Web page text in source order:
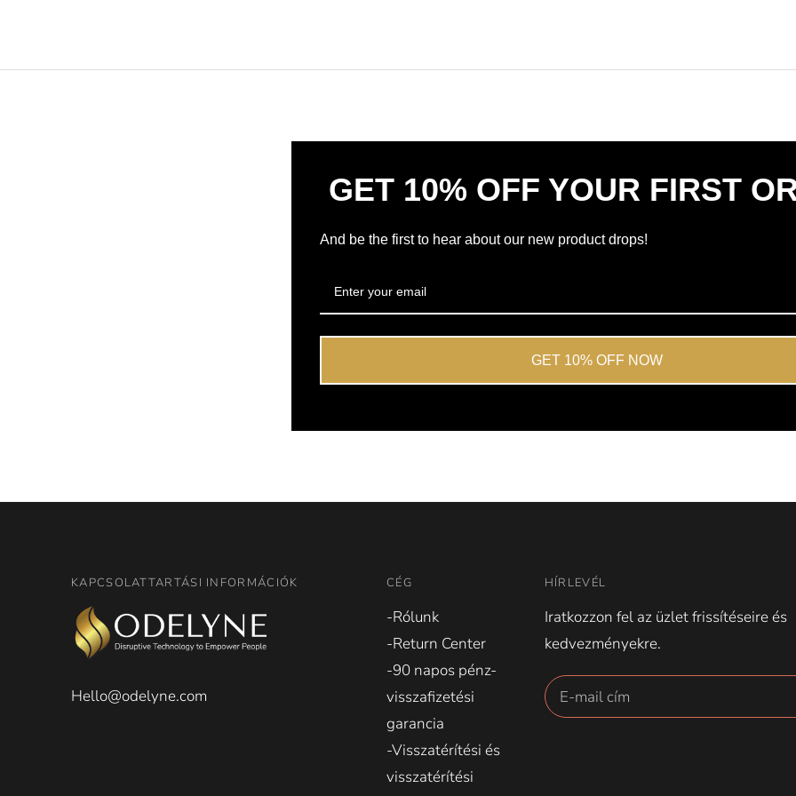
új
átlagosan
5-
az
Okendo
szerint
GET 10% OFF YOUR FIRST
And be the first to hear about our new product drops!
GET 10% OFF NOW
KAPCSOLATTARTÁSI INFORMÁCIÓK
Hello@odelyne.com
CÉG
-Rólunk
-Return Center
-90 napos pénz-
visszafizetési
garancia
-Visszatérítési és
visszatérítési
HÍRLEVÉL
Iratkozzon fel az üzlet frissítéseire és
kedvezményekre.